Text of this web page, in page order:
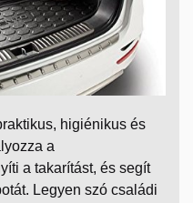
higiénikus és
a
a takarítást, és segít
Legyen szó családi